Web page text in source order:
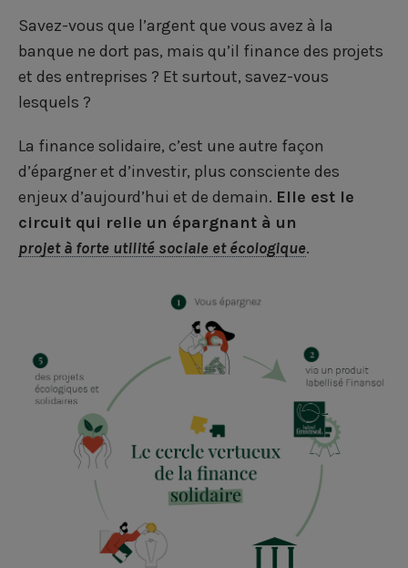
Savez-vous que l’argent que vous avez à la
banque ne dort pas, mais qu’il finance des projets
et des entreprises ? Et surtout, savez-vous
lesquels ?
La finance solidaire, c’est une autre façon
d’épargner et d’investir, plus consciente des
enjeux d’aujourd’hui et de demain. Elle est le
circuit qui relie un épargnant à un
projet à forte utilité sociale et écologique.